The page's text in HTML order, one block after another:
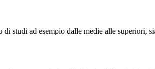
studi ad esempio dalle medie alle superiori,